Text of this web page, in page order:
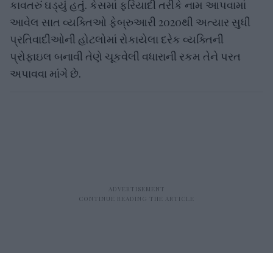
કાવતરું ઘડ્યું હતું. કેસમાં ફરિયાદી તરીકે નામ આપવામાં
આવેલ સાત વ્યક્તિઓ ફેબ્રુઆરી 2020થી અત્યાર સુધી
પ્રતિવાદીઓની હોટલોમાં રોકાયેલા દરેક વ્યક્તિની
પ્રોફાઇલ બનાવી તેણે ચૂકવેલી વધારાની રકમ તેને પરત
અપાવવા માંગે છે.